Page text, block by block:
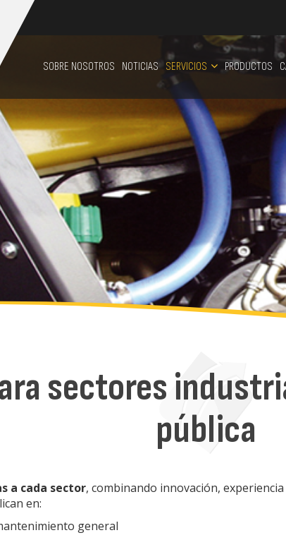
SOBRE NOSOTROS NOTICIAS SERVICIOS PRODUCTOS
sectores
pública
a cada sector, combinando innovación,
en:
general